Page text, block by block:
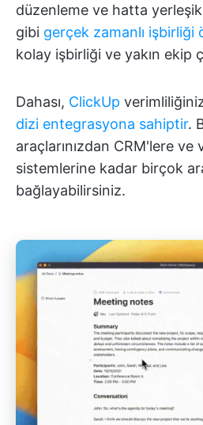
düzenleme ve hatta
gibi gerçek zamanlı işbirliği
kolay işbirliği ve yakın ekip
Dahası, ClickUp
dizi entegrasyona sahiptir.
araçlarınızdan CRM'lere ve
sistemlerine kadar birçok
bağlayabilirsiniz.